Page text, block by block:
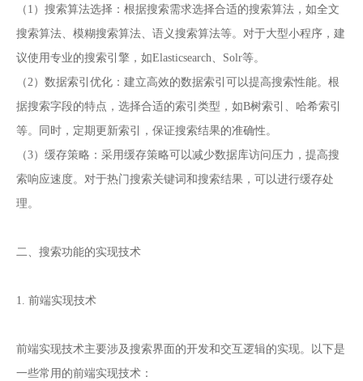
（1）搜索算法选择：根据搜索需求选择合适的搜索算法，如全文
搜索算法、模糊搜索算法、语义搜索算法等。对于大型小程序，建
议使用专业的搜索引擎，如Elasticsearch、Solr等。
（2）数据索引优化：建立高效的数据索引可以提高搜索性能。根
据搜索字段的特点，选择合适的索引类型，如B树索引、哈希索引
等。同时，定期更新索引，保证搜索结果的准确性。
（3）缓存策略：采用缓存策略可以减少数据库访问压力，提高搜
索响应速度。对于热门搜索关键词和搜索结果，可以进行缓存处
理。
二、搜索功能的实现技术
1. 前端实现技术
前端实现技术主要涉及搜索界面的开发和交互逻辑的实现。以下是
一些常用的前端实现技术：